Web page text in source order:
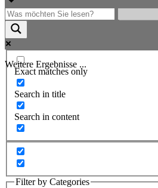
Weitere Ergebnisse ...
Exact matches only
Search in title
Search in content
Filter by Categories